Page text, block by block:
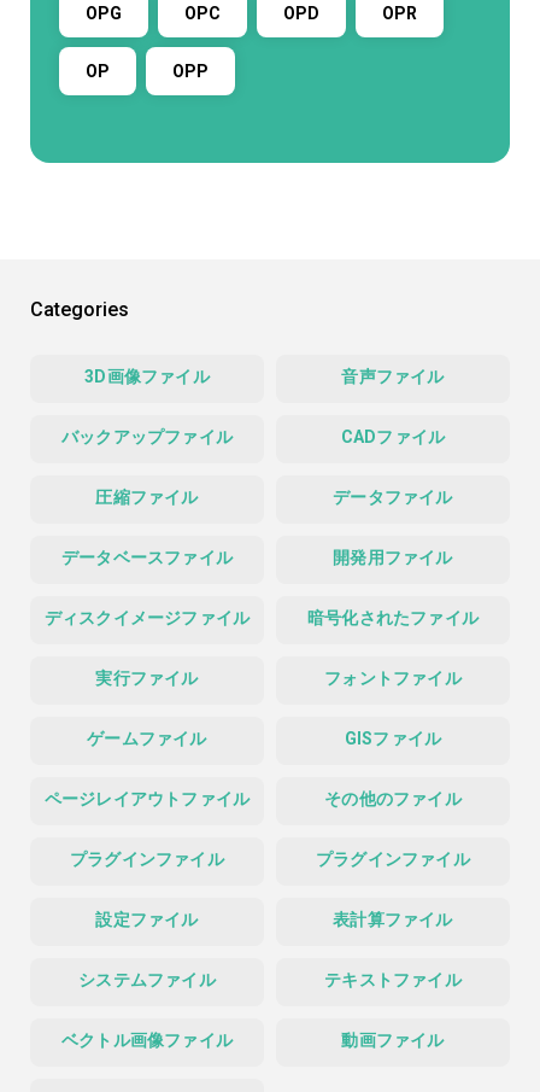
OPG OPC OPD OPR
OP OPP
Categories
3D画像ファイル 音声ファイル
バックアップファイル CADファイル
圧縮ファイル データファイル
データベースファイル 開発用ファイル
ディスクイメージファイル 暗号化されたファイル
実行ファイル フォントファイル
ゲームファイル GISファイル
ページレイアウトファイル その他のファイル
プラグインファイル プラグインファイル
設定ファイル 表計算ファイル
システムファイル テキストファイル
ベクトル画像ファイル 動画ファイル